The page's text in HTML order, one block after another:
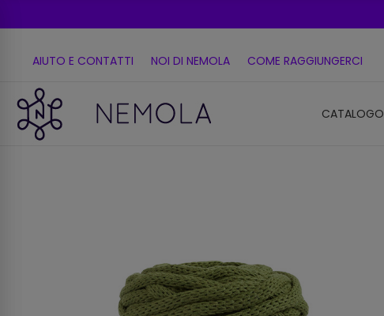
AIUTO E CONTATTI NOI DI NEMOLA COME RAGGIUNGERCI
CATALOGO